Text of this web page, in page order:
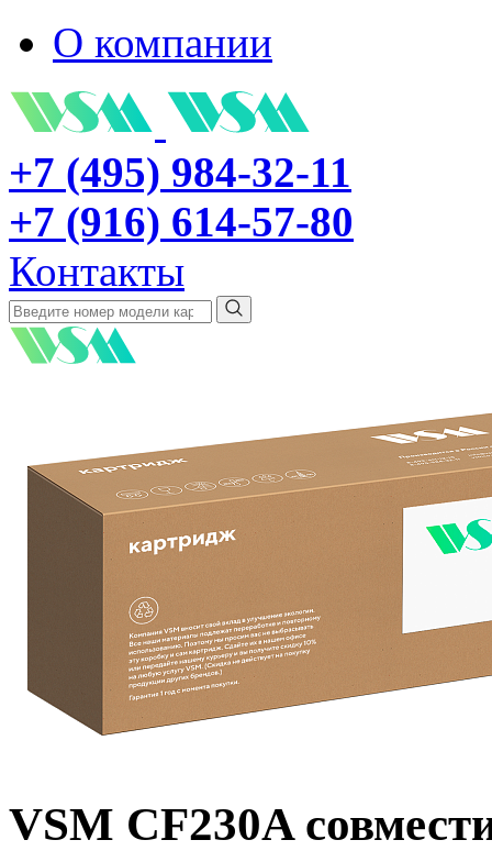
О компании
+7 (495) 984-32-11
+7 (916) 614-57-80
Контакты
VSM CF230A